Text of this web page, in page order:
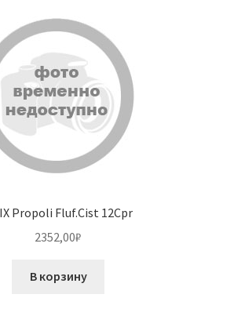
Propoli Fluf.Cist 12Cpr
2352,00₽
В корзину